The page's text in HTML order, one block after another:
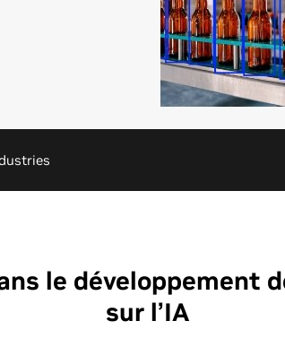
le développement
sur l’IA